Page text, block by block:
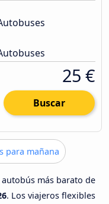
25 €
Buscar
para mañana
más barato de
. Los viajeros flexibles